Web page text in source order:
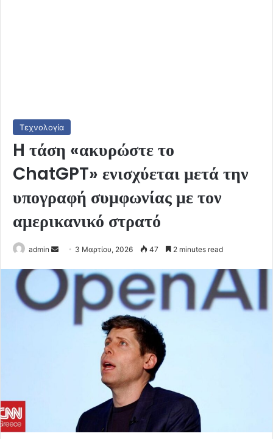
Τεχνολογία
H τάση «ακυρώστε το
ChatGPT» ενισχύεται μετά την
υπογραφή συμφωνίας με τον
αμερικανικό στρατό
admin
Send
email
3 Μαρτίου, 2026 47 2 minutes read